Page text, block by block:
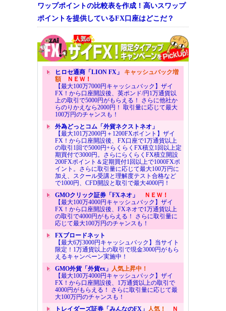
ワップポイントの比較表を作成！高いスワップ
ポイントを提供しているFX口座はどこだ？
ヒロセ通商「LION FX」 キャッシュバック増
額ＮＥＷ！
【最大100万7000円キャッシュバック】ザイ
FX！から口座開設後、英ポンド/円1万通貨以
上の取引で5000円がもらえる！ さらに他社か
らのりかえなら2000円！ 取引量に応じて最大
100万円のチャンスも！
外為どっとコム「外貨ネクストネオ」
【最大101万2000円＋1200FXポイント】ザイ
FX！から口座開設後、FX口座で1万通貨以上
の取引1回で5000円+らくらくFX積立1回以上定
期買付で3000円。さらにらくらくFX積立開設
200FXポイント＆定期買付1回以上で1000FXポ
イント。さらに取引量に応じて最大100万円に
加え、スクール受講と理解度テスト合格など
で1000円、CFD開設と取引で最大4000円！
GMOクリック証券「FXネオ」
ＮＥＷ！
【最大100万4000円キャッシュバック】ザイ
FX！から口座開設後、FXネオで1万通貨以上
の取引で4000円がもらえる！ さらに取引量に
応じて最大100万円のチャンスも！
FXブロードネット
【最大6万3000円キャッシュバック】当サイト
限定！1万通貨以上の取引で現金3000円がもら
えるキャンペーン実施中！
GMO外貨「外貨ex」 人気上昇中！
【最大100万4000円キャッシュバック】ザイ
FX！から口座開設後、1万通貨以上の取引で
4000円がもらえる！ さらに取引量に応じて最
大100万円のチャンスも！
トレイダーズ証券「みんなのFX」 人気！
Ｎ